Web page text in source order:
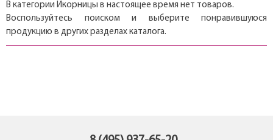
В категории Икорницы в настоящее время нет товаров.
Воспользуйтесь поиском и выберите понравившуюся
продукцию в других разделах каталога.